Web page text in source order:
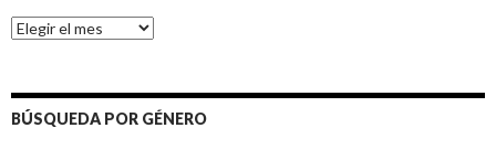
Archivos
BÚSQUEDA POR GÉNERO